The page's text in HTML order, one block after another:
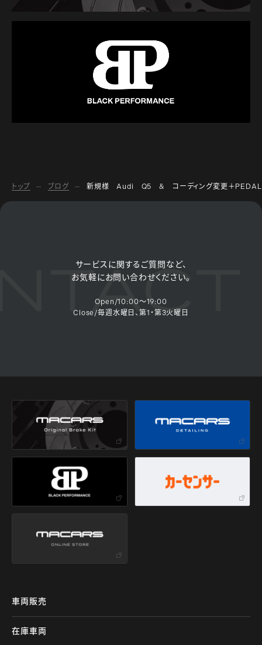
トップ ブログ 新規様 Audi Q5 & コーディング変更＋PEDAL
サービスに関するご質問など、
お気軽にお問い合わせください。
Open/10:00～19:00
Close/毎週水曜日、第1・第3火曜日
車両販売
在庫車両